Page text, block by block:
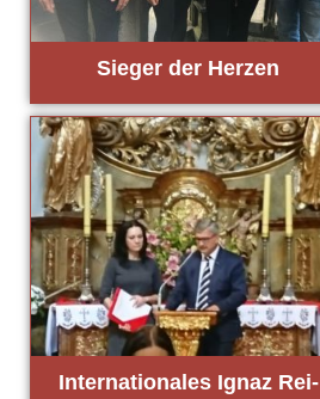
Sie­ger der Her­zen
Inter­na­tio­na­les Ignaz Rei­